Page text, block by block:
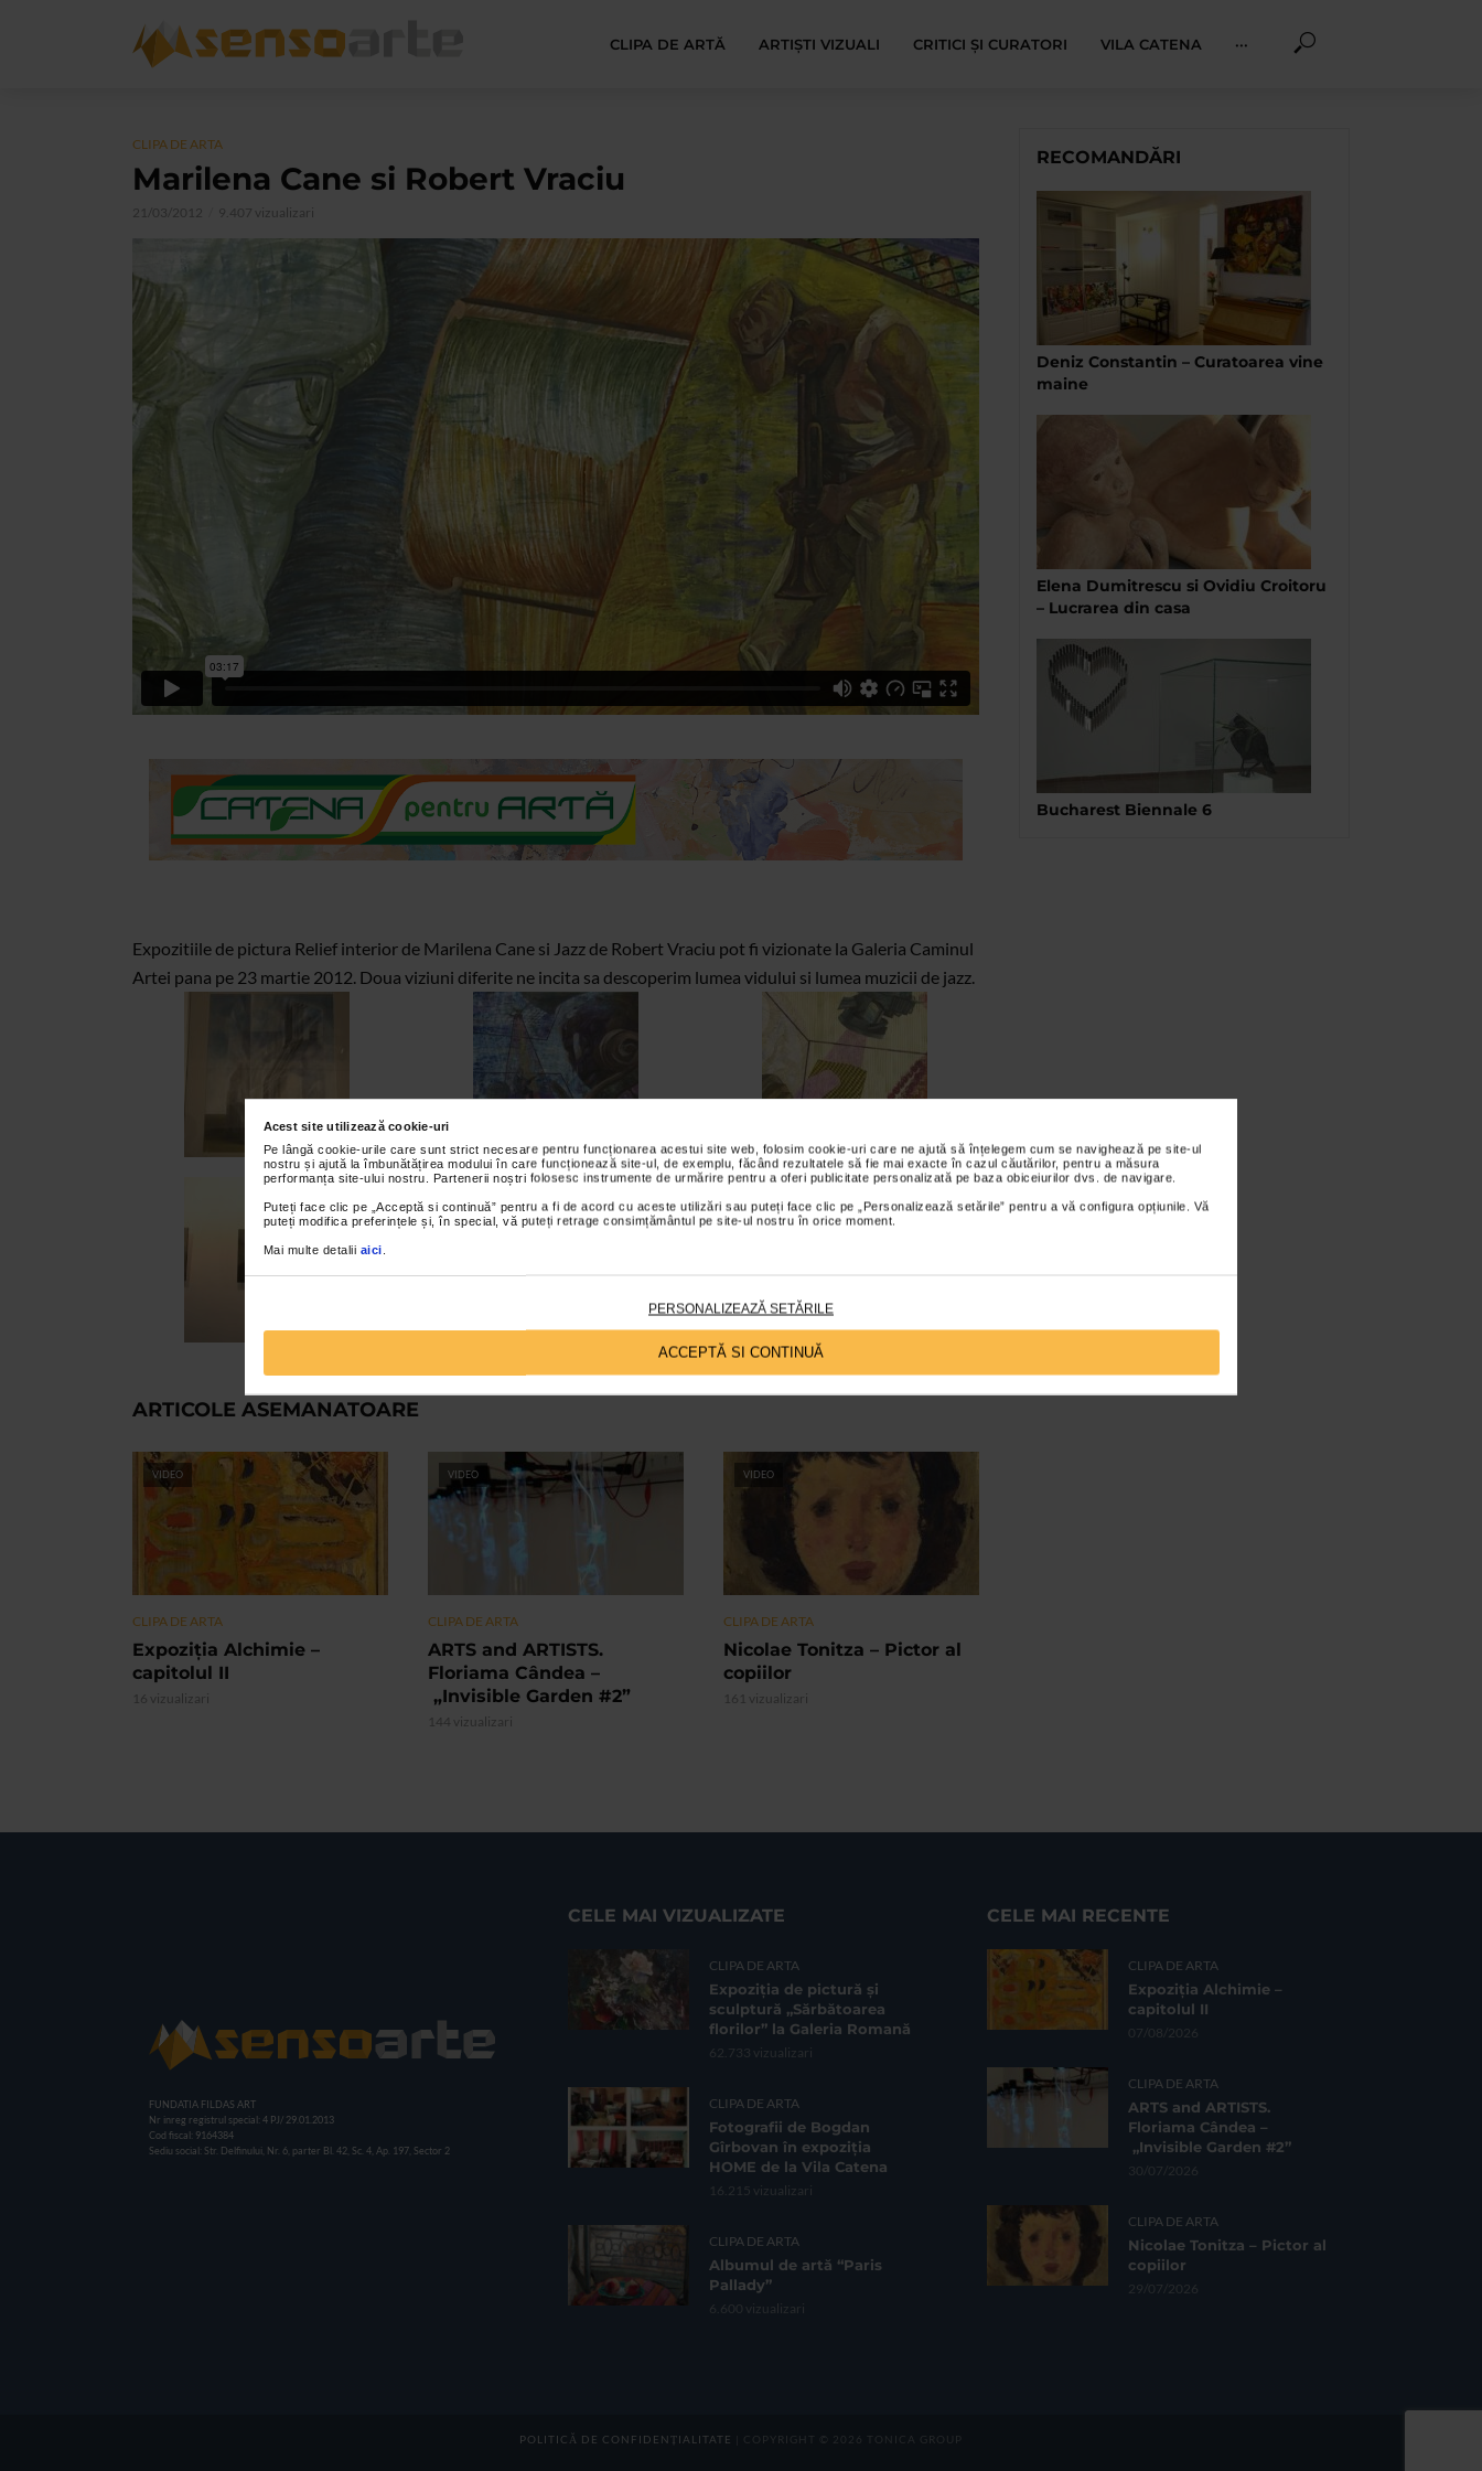
Acest site utilizează cookie-uri
Pe lângă cookie-urile care sunt strict necesare pentru funcționarea acestui site web, folosim cookie-uri care ne ajută să înțelegem cum se navighează pe site-ul
nostru și ajută la îmbunătățirea modului în care funcționează site-ul, de exemplu, făcând rezultatele să fie mai exacte în cazul căutărilor, pentru a măsura
performanța site-ului nostru. Partenerii noștri folosesc instrumente de urmărire pentru a oferi publicitate personalizată pe baza obiceiurilor dvs. de navigare.
Puteți face clic pe „Acceptă si continuă” pentru a fi de acord cu aceste utilizări sau puteți face clic pe „Personalizează setările” pentru a vă configura opțiunile. Vă
puteți modifica preferințele și, în special, vă puteți retrage consimțământul pe site-ul nostru în orice moment.
Mai multe detalii aici
PERSONALIZEAZĂ SETĂRILE
ACCEPTĂ SI CONTINUĂ
CLIPA DE ARTĂ ARTIȘTI VIZUALI CRITICI ȘI CURATORI VILA CATENA ···
CLIPA DE ARTA
Marilena Cane si Robert Vraciu
21/03/2012 9.407 vizualizari
Expozitiile de pictura Relief interior de Marilena Cane si Jazz de Robert Vraciu pot fi vizionate la Galeria Caminul
Artei pana pe 23 martie 2012. Doua viziuni diferite ne incita sa descoperim lumea vidului si lumea muzicii de jazz.
ARTICOLE ASEMANATOARE
VIDEO
CLIPA DE ARTA
Expoziția Alchimie –
capitolul II
16 vizualizari
VIDEO
CLIPA DE ARTA
ARTS and ARTISTS.
Floriama Cândea –
„Invisible Garden #2”
144 vizualizari
VIDEO
CLIPA DE ARTA
Nicolae Tonitza – Pictor al
copiilor
161 vizualizari
RECOMANDĂRI
Deniz Constantin – Curatoarea vine
maine
Elena Dumitrescu si Ovidiu Croitoru
– Lucrarea din casa
Bucharest Biennale 6
FUNDATIA FILDAS ART
Nr inreg registrul special: 4 PJ/ 29.01.2013
Cod fiscal: 9164384
Sediu social: Str. Delfinului, Nr. 6, parter Bl. 42, Sc. 4, Ap. 197, Sector 2
CELE MAI VIZUALIZATE
CLIPA DE ARTA
Expoziția de pictură și
sculptură „Sărbătoarea
florilor” la Galeria Romană
62.733 vizualizari
CLIPA DE ARTA
Fotografii de Bogdan
Gîrbovan în expoziția
HOME de la Vila Catena
16.215 vizualizari
CLIPA DE ARTA
Albumul de artă “Paris
Pallady”
6.600 vizualizari
CELE MAI RECENTE
CLIPA DE ARTA
Expoziția Alchimie –
capitolul II
07/08/2026
CLIPA DE ARTA
ARTS and ARTISTS.
Floriama Cândea –
„Invisible Garden #2”
30/07/2026
CLIPA DE ARTA
Nicolae Tonitza – Pictor al
copiilor
29/07/2026
POLITICĂ DE CONFIDENȚIALITATE | COPYRIGHT © 2026 TONICA GROUP